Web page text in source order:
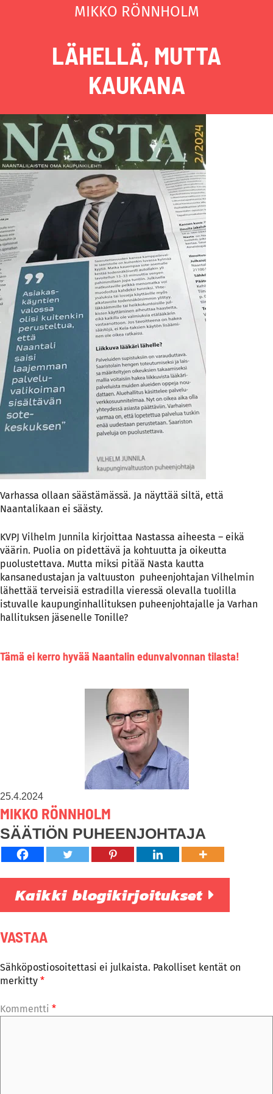
MIKKO RÖNNHOLM
LÄHELLÄ, MUTTA
KAUKANA
Varhassa ollaan säästämässä. Ja näyttää siltä, että
Naantalikaan ei säästy.
KVPJ Vilhelm Junnila kirjoittaa Nastassa aiheesta – eikä
väärin. Puolia on pidettävä ja kohtuutta ja oikeutta
puolustettava. Mutta miksi pitää Nasta kautta
kansanedustajan ja valtuuston puheenjohtajan Vilhelmin
lähettää terveisiä estradilla vieressä olevalla tuolilla
istuvalle kaupunginhallituksen puheenjohtajalle ja Varhan
hallituksen jäsenelle Tonille?
Tämä ei kerro hyvää Naantalin edunvalvonnan tilasta!
25.4.2024
MIKKO RÖNNHOLM
SÄÄTIÖN PUHEENJOHTAJA
Kaikki blogikirjoitukset
VASTAA
Sähköpostiosoitettasi ei julkaista. Pakolliset kentät on
merkitty *
Kommentti *